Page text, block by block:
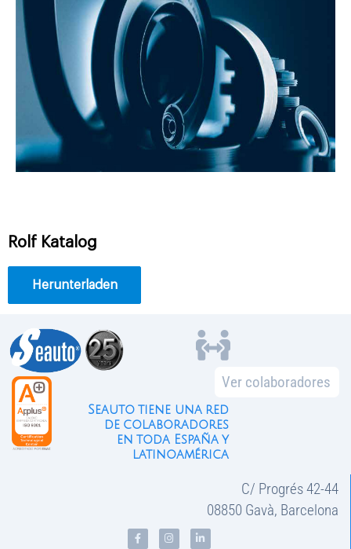
Rolf Katalog
Herunterladen
Ver colaboradores
Seauto tiene una red
de colaboradores
en toda España y
latinoamérica
C/ Progrés 42-44
08850 Gavà, Barcelona